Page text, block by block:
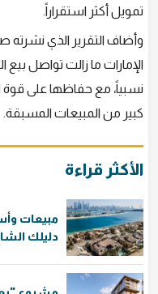
تمويل أكثر استقراراً.
وأضاف التقرير الذي نشرته
الإمارات ما زالت تواصل
نسبياً، مع حفاظها على قوة
كبير من المبيعات المسبقة.
الأكثر قراءة
دليلك